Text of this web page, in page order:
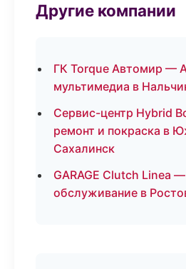
Другие компании
ГК Torque Автомир —
мультимедиа в
Сервис-центр Hybrid
ремонт и покраска в
Сахалинск
GARAGE Clutch Linea
обслуживание в